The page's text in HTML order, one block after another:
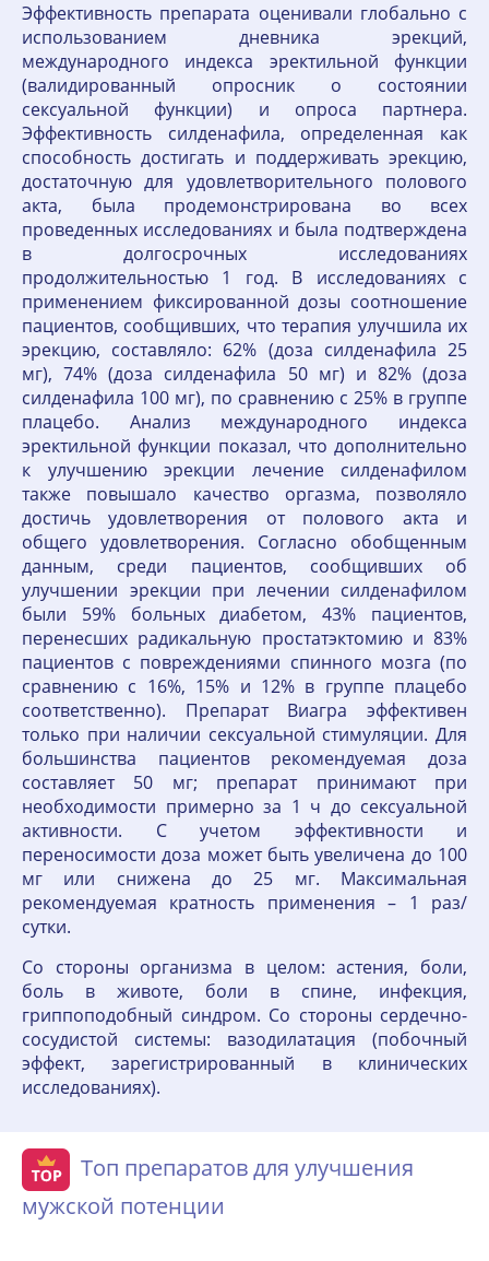
Эффективность препарата оценивали глобально с
использованием дневника эрекций,
международного индекса эректильной функции
(валидированный опросник о состоянии
сексуальной функции) и опроса партнера.
Эффективность силденафила, определенная как
способность достигать и поддерживать эрекцию,
достаточную для удовлетворительного полового
акта, была продемонстрирована во всех
проведенных исследованиях и была подтверждена
в долгосрочных исследованиях
продолжительностью 1 год. В исследованиях с
применением фиксированной дозы соотношение
пациентов, сообщивших, что терапия улучшила их
эрекцию, составляло: 62% (доза силденафила 25
мг), 74% (доза силденафила 50 мг) и 82% (доза
силденафила 100 мг), по сравнению с 25% в группе
плацебо. Анализ международного индекса
эректильной функции показал, что дополнительно
к улучшению эрекции лечение силденафилом
также повышало качество оргазма, позволяло
достичь удовлетворения от полового акта и
общего удовлетворения. Согласно обобщенным
данным, среди пациентов, сообщивших об
улучшении эрекции при лечении силденафилом
были 59% больных диабетом, 43% пациентов,
перенесших радикальную простатэктомию и 83%
пациентов с повреждениями спинного мозга (по
сравнению с 16%, 15% и 12% в группе плацебо
соответственно). Препарат Виагра эффективен
только при наличии сексуальной стимуляции. Для
большинства пациентов рекомендуемая доза
составляет 50 мг; препарат принимают при
необходимости примерно за 1 ч до сексуальной
активности. С учетом эффективности и
переносимости доза может быть увеличена до 100
мг или снижена до 25 мг. Максимальная
рекомендуемая кратность применения – 1 раз/
сутки.
Со стороны организма в целом: астения, боли,
боль в животе, боли в спине, инфекция,
гриппоподобный синдром. Со стороны сердечно-
сосудистой системы: вазодилатация (побочный
эффект, зарегистрированный в клинических
исследованиях).
Топ препаратов для улучшения
мужской потенции